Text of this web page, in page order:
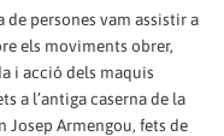
de persones vam assistir a
els moviments obrer,
i acció dels maquis
a l’antiga caserna de la
Josep Armengou, fets de